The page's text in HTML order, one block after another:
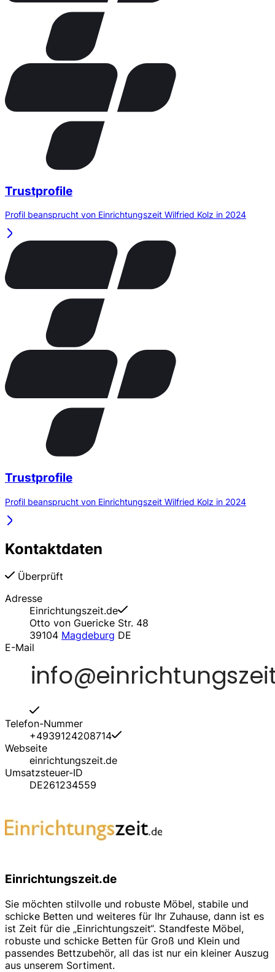
Trustprofile
Profil beansprucht von Einrichtungszeit Wilfried Kolz in 2024
Trustprofile
Profil beansprucht von Einrichtungszeit Wilfried Kolz in 2024
Kontaktdaten
Überprüft
Adresse
Einrichtungszeit.de
Otto von Guericke Str. 48
39104 Magdeburg DE
E-Mail
Telefon-Nummer
+4939124208714
Webseite
einrichtungszeit.de
Umsatzsteuer-ID
DE261234559
Einrichtungszeit.de
Sie möchten stilvolle und robuste Möbel, stabile und
schicke Betten und weiteres für Ihr Zuhause, dann ist es
ist Zeit für die „Einrichtungszeit“. Standfeste Möbel,
robuste und schicke Betten für Groß und Klein und
passendes Bettzubehör, all das ist nur ein kleiner Auszug
aus unserem Sortiment.